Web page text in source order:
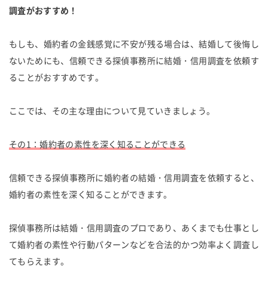
調査がおすすめ！
もしも、婚約者の金銭感覚に不安が残る場合は、結婚して後悔し
ないためにも、信頼できる探偵事務所に結婚・信用調査を依頼す
ることがおすすめです。
ここでは、その主な理由について見ていきましょう。
その1：婚約者の素性を深く知ることができる
信頼できる探偵事務所に婚約者の結婚・信用調査を依頼すると、
婚約者の素性を深く知ることができます。
探偵事務所は結婚・信用調査のプロであり、あくまでも仕事とし
て婚約者の素性や行動パターンなどを合法的かつ効率よく調査し
てもらえます。